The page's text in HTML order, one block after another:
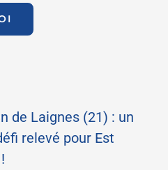
de Laignes (21) : un
relevé pour Est